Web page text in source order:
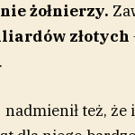
żołnierzy.
złotych
też, że